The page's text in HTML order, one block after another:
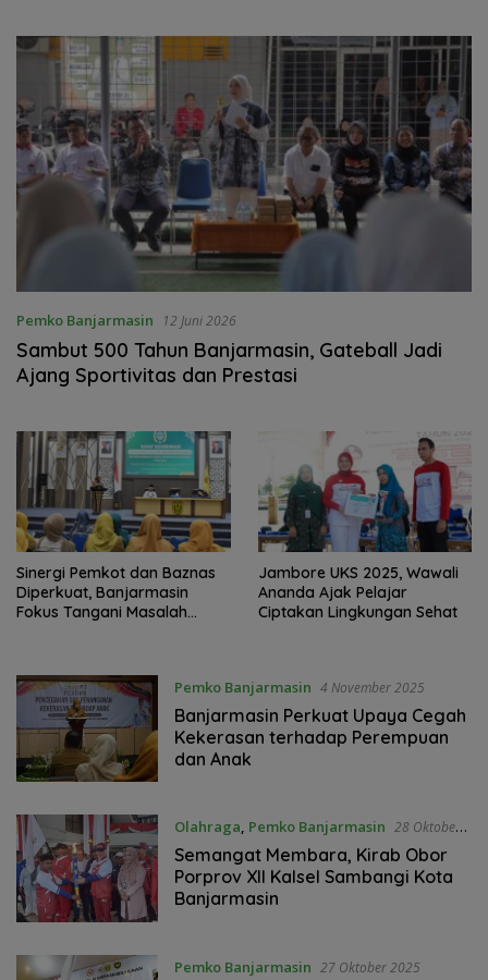
Pemko Banjarmasin 12 Juni 2026
Sambut 500 Tahun Banjarmasin, Gateball Jadi
Ajang Sportivitas dan Prestasi
Sinergi Pemkot dan Baznas
Diperkuat, Banjarmasin
Fokus Tangani Masalah
Jambore UKS 2025, Wawali
Ananda Ajak Pelajar
Ciptakan Lingkungan Sehat
Pemko Banjarmasin 4 November 2025
Banjarmasin Perkuat Upaya Cegah
Kekerasan terhadap Perempuan
dan Anak
Olahraga, Pemko Banjarmasin 28 Oktober
2025
Semangat Membara, Kirab Obor
Porprov XII Kalsel Sambangi Kota
Banjarmasin
Pemko Banjarmasin 27 Oktober 2025